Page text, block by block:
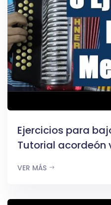
Ejercicios para
Tutorial acordeón
VER MÁS